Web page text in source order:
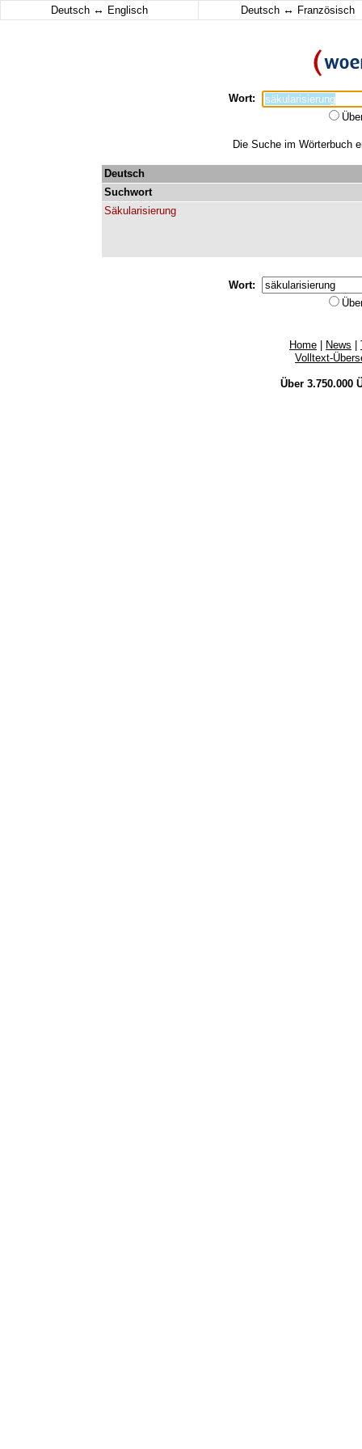
Deutsch ↔ Englisch Deutsch ↔ Französisch
Wort:
Die Suche im Wörterbuch
Deutsch
Suchwort
Säkularisierung
Wort:
Home News
Volltext-
Über 3.750.000